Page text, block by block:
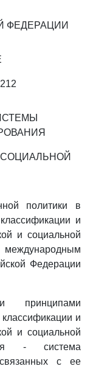
ФЕДЕРАЦИИ
политики в
и
и социальной
Федерации
принципами
и
и социальной
- система
с ее